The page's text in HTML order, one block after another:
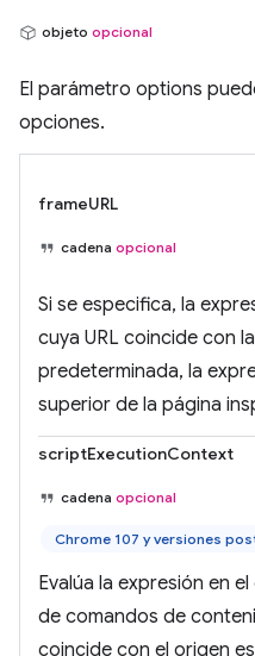
objeto opcional
El parámetro options
opciones.
frameURL
cadena opcional
Si se especifica, la
cuya URL coincide con
predeterminada, la
superior de la página
scriptExecutionContext
cadena opcional
Chrome 107 y versiones
Evalúa la expresión en
de comandos de
coincide con el origen